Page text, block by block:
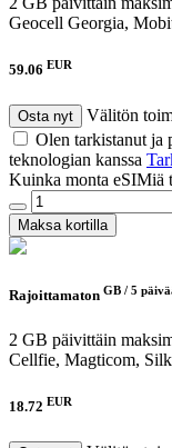
Geocell Georgia,
59.06 EUR
Osta nyt
Välitön
Olen tarkistanut ja
teknologian kanssa
Kuinka monta eSIMiä
Maksa kortilla
Rajoittamaton GB / 5
2 GB päivittäin
Cellfie, Magticom,
18.72 EUR